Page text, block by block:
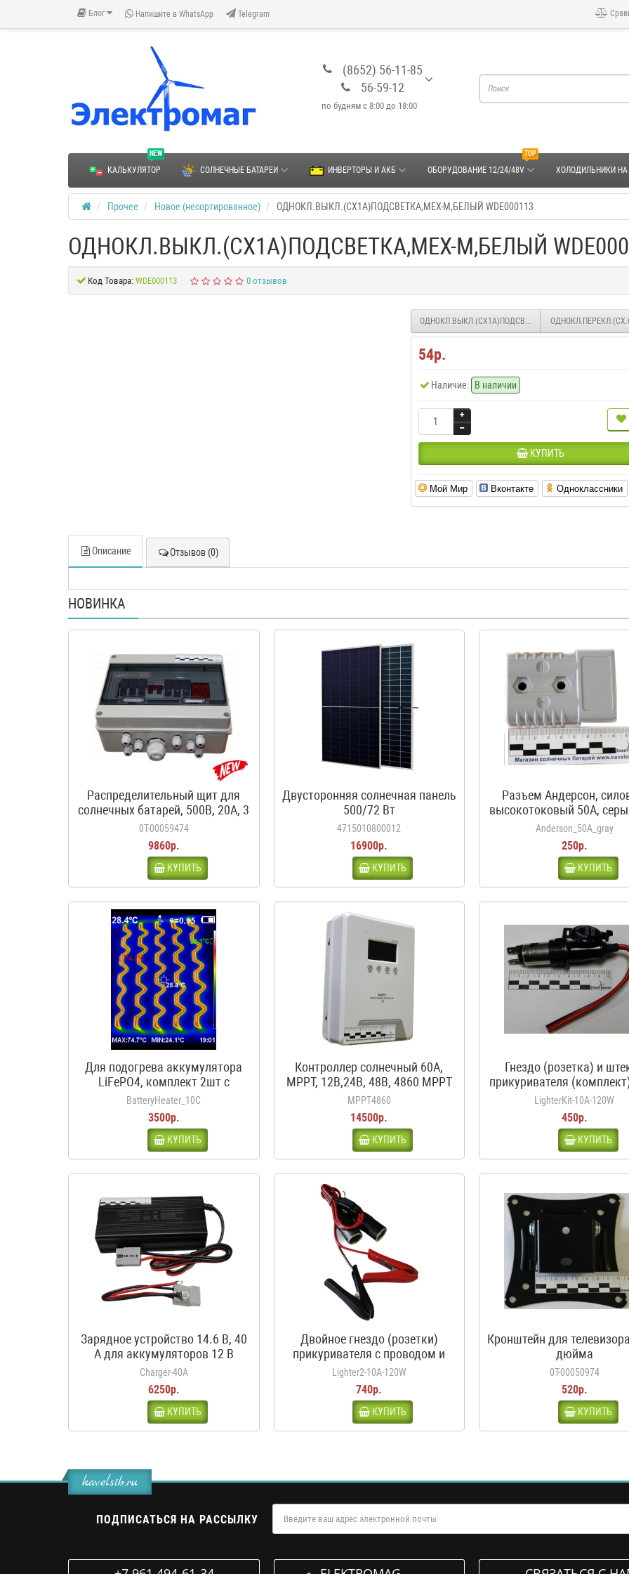
Блог Напишите в WhatsApp Telegram
(8652) 56-11-85
56-59-12
по будням с 8:00 до 18:00
NEW
КАЛЬКУЛЯТОР СОЛНЕЧНЫЕ БАТАРЕИ ИНВЕРТОРЫ И АКБ
TOP
ОБОРУДОВАНИЕ 12/24/48V ХОЛОДИЛЬНИКИ НА
Прочее Новое (несортированное) ОДНОКЛ.ВЫКЛ.(СХ1А)ПОДСВЕТКА,МЕХ-М,БЕЛЫЙ WDE000113
ОДНОКЛ.ВЫКЛ.(СХ1А)ПОДСВЕТКА,МЕХ-М,БЕЛЫЙ
Код Товара: WDE000113 0 отзывов
ОДНОКЛ.ВЫКЛ.(СХ1А)ПОДСВЕТКА,МЕХ-М,БЕЖЕВ.
54р.
Наличие: В наличии
КУПИТЬ
Мой Мир Вконтакте Одноклассники
Описание Отзывов (0)
НОВИНКА
Распределительный щит для
солнечных батарей, 500В, 20А, 3
входа, 1 выход, с
предохранителями
0Т-00059474
9860р.
КУПИТЬ
Двусторонняя солнечная панель
500/72 Вт
4715010800012
16900р.
КУПИТЬ
Разъем Андерсон,
высокотоковый 50A,
аккумуляторов
каравана, кемпера
Anderson_50A_gray
250р.
КУПИТЬ
Для подогрева аккумулятора
LiFePO4, комплект 2шт с
термостатом, 12В, 50Вт, 3.5А,
10С
BatteryHeater_10C
3500р.
КУПИТЬ
Контроллер солнечный 60А,
MPPT, 12В,24В, 48В, 4860 MPPT
белый
MPPT4860
14500р.
КУПИТЬ
Гнездо (розетка) и
прикуривателя
120Вт, 12-24В
LighterKit-10A-120W
450р.
КУПИТЬ
Зарядное устройство 14.6 В, 40
А для аккумуляторов 12 В
LiFePO4
Charger-40A
6250р.
КУПИТЬ
Двойное гнездо (розетки)
прикуривателя с проводом и
крокодилами, 10А, 120Вт, 12-24В
Lighter2-10A-120W
740р.
КУПИТЬ
Кронштейн для
дюйма
0Т-00050974
520р.
КУПИТЬ
kavelsib.ru
ПОДПИСАТЬСЯ НА РАССЫЛКУ